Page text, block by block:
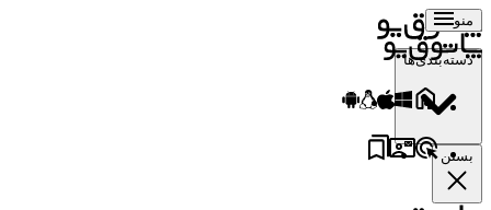
منو
دسته‌بندی‌ها
بستن